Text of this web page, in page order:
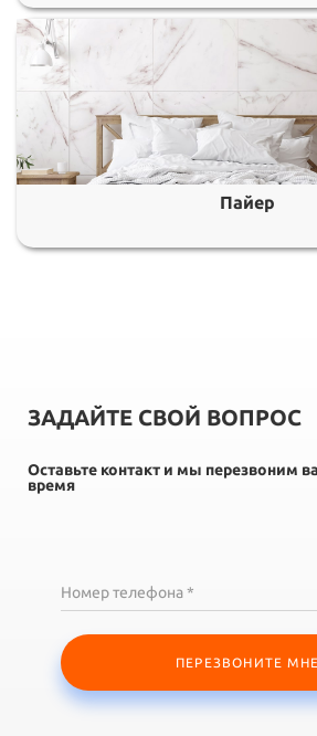
Пайер
ЗАДАЙТЕ СВОЙ ВОПРОС
Оставьте контакт и мы перезвоним
время
Номер телефона *
ПЕРЕЗВОНИТЕ МНЕ